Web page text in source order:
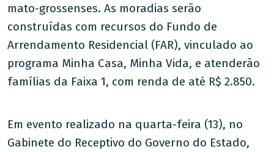
mato-grossenses. As moradias serão
construídas com recursos do Fundo de
Arrendamento Residencial (FAR), vinculado ao
programa Minha Casa, Minha Vida, e atenderão
famílias da Faixa 1, com renda de até R$ 2.850.
Em evento realizado na quarta-feira (13), no
Gabinete do Receptivo do Governo do Estado,